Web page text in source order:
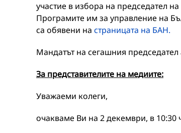
участие в избора на председател
Програмите им за управление на
са обявени на страницата на БАН.
Мандатът на сегашния
За представителите на медиите:
Уважаеми колеги,
очакваме Ви на 2 декември, в 10:30